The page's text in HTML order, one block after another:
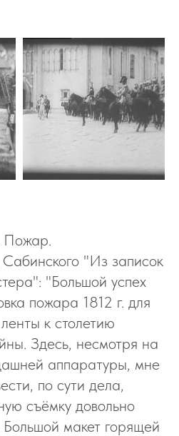
Пожар.
"Из записок
"Большой успех
пожара 1812 г. для
к столетию
Здесь, несмотря на
аппаратуры, мне
по сути дела,
съёмку довольно
макет горящей